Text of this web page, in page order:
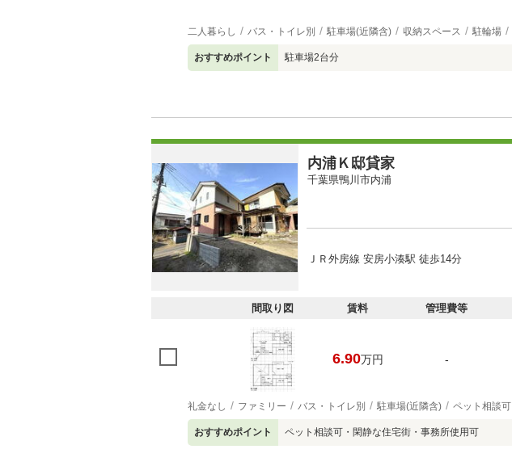
二人暮らし バス・トイレ別 駐車場(近隣含) 収納スペース 駐輪場
おすすめポイント 駐車場2台分
内浦Ｋ邸貸家
千葉県鴨川市内浦
ＪＲ外房線 安房小湊駅 徒歩14分
間取り図 賃料 管理費等
6.90万円 -
礼金なし ファミリー バス・トイレ別 駐車場(近隣含) ペット相談可
おすすめポイント ペット相談可・閑静な住宅街・事務所使用可